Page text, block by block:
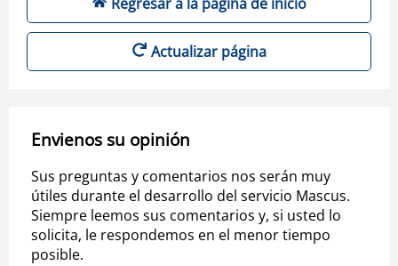
Actualizar página
Envienos su opinión
Sus preguntas y comentarios nos serán muy
útiles durante el desarrollo del servicio Mascus.
Siempre leemos sus comentarios y, si usted lo
solicita, le respondemos en el menor tiempo
posible.